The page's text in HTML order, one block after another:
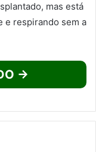
mas está
e respirando sem a
→